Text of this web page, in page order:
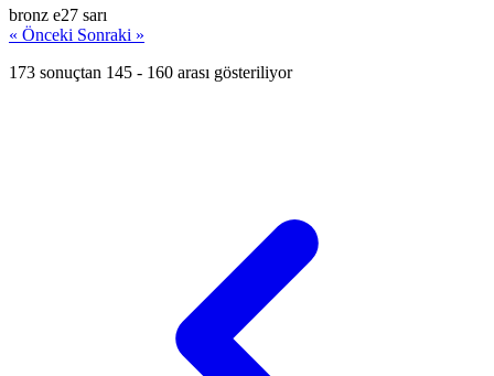
bronz e27 sarı
« Önceki Sonraki »
173 sonuçtan 145 - 160 arası gösteriliyor